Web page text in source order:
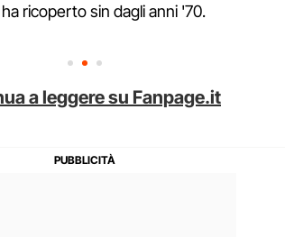
ricoperto sin dagli anni '70.
a leggere su Fanpage.it